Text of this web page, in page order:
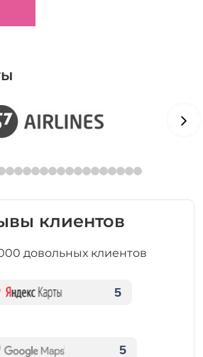
клиентов
довольных клиентов
5
5